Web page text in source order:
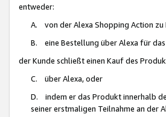
entweder:
A. von der Alexa Shopping Action
B. eine Bestellung über Alexa für
der Kunde schließt einen Kauf des
C. über Alexa, oder
D. indem er das Produkt innerhalb
seiner erstmaligen Teilnahme an der